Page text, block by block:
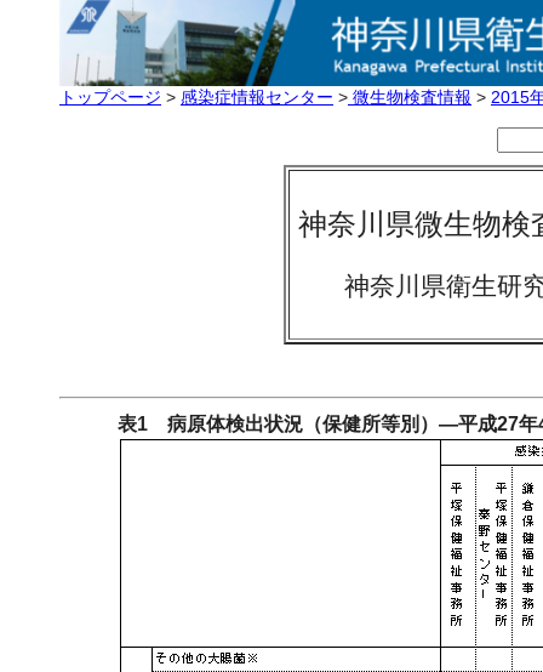
トップページ > 感染症情報センター > 微生物検査情報 > 2015
神奈川県微生物検
神奈川県衛生研
表1 病原体検出状況（保健所等別）―平成27年